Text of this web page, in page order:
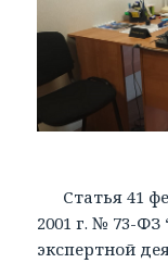
Статья 41
2001 г. № 73-ФЗ
экспертной